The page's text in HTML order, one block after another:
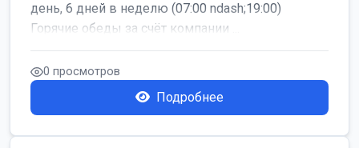
день, 6 дней в неделю (07:00 ndash;19:00)
Горячие обеды за счёт компании ...
0 просмотров
Подробнее